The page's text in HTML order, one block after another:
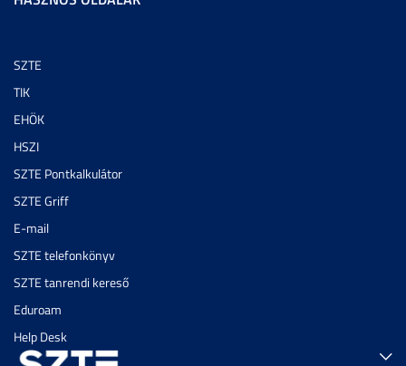
SZTE
TIK
EHÖK
HSZI
SZTE Pontkalkulátor
SZTE Griff
E-mail
SZTE telefonkönyv
SZTE tanrendi kereső
Eduroam
Help Desk